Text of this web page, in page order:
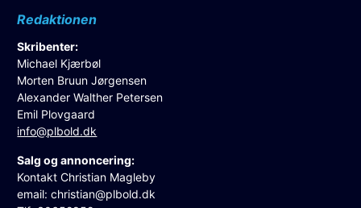
Redaktionen
Skribenter:
Michael Kjærbøl
Morten Bruun Jørgensen
Alexander Walther Petersen
Emil Plovgaard
info@plbold.dk
Salg og annoncering:
Kontakt Christian Magleby
email:christian@plbold.dk